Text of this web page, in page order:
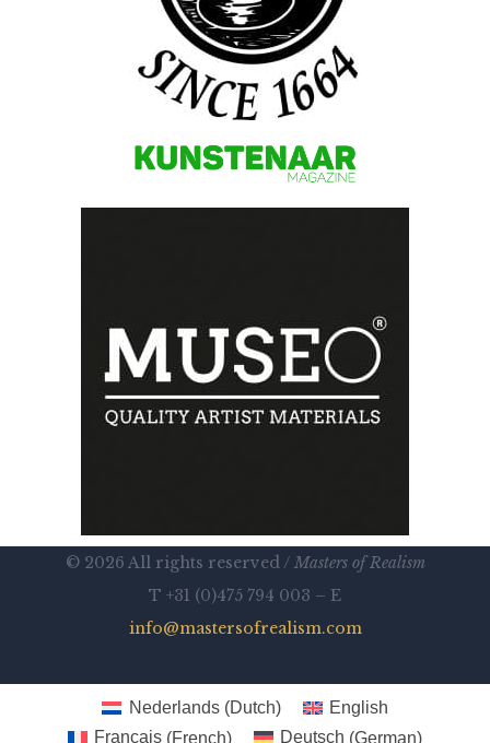
© 2026 All rights reserved / Masters of Realism
T +31 (0)475 794 003 – E
info@mastersofrealism.com
Nederlands(Dutch)
English
Français (French) Deutsch (German)